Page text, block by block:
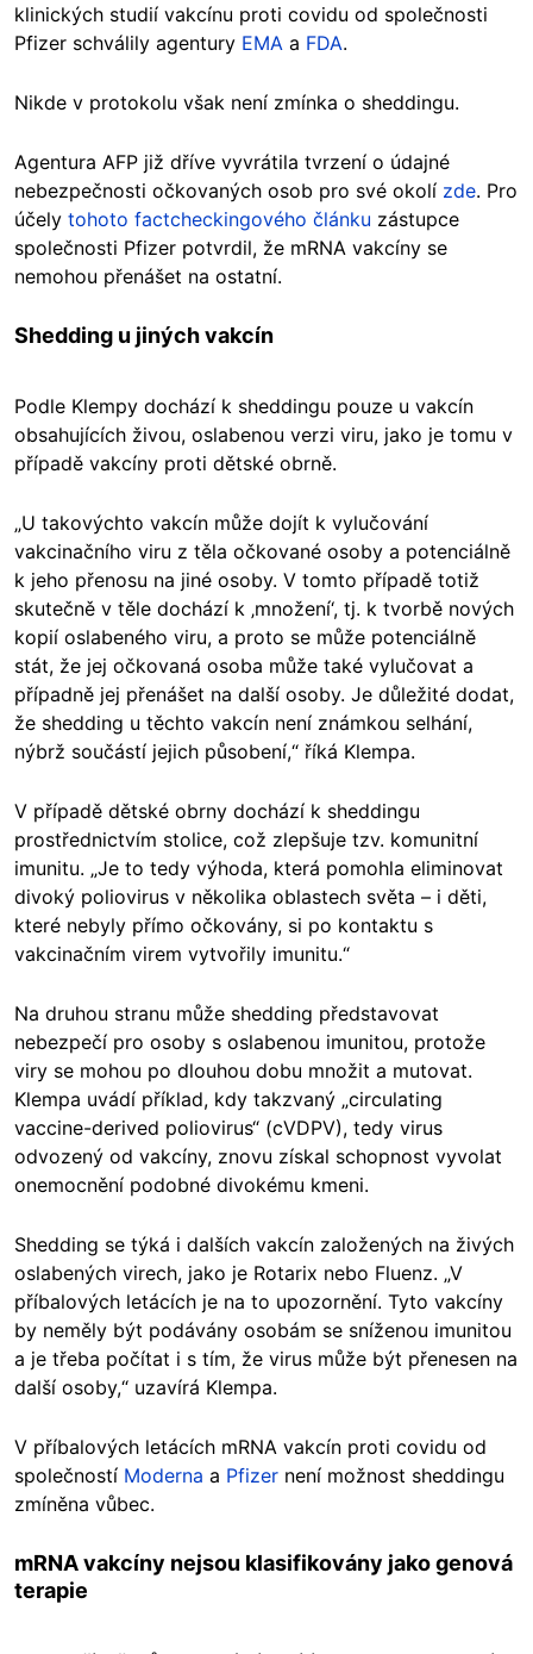
klinických studií vakcínu proti covidu od společnosti
Pfizer schválily agentury EMA a FDA.
Nikde v protokolu však není zmínka o sheddingu.
Agentura AFP již dříve vyvrátila tvrzení o údajné
nebezpečnosti očkovaných osob pro své okolí zde. Pro
účely tohoto factcheckingového článku zástupce
společnosti Pfizer potvrdil, že mRNA vakcíny se
nemohou přenášet na ostatní.
Shedding u jiných vakcín
Podle Klempy dochází k sheddingu pouze u vakcín
obsahujících živou, oslabenou verzi viru, jako je tomu v
případě vakcíny proti dětské obrně.
„U takovýchto vakcín může dojít k vylučování
vakcinačního viru z těla očkované osoby a potenciálně
k jeho přenosu na jiné osoby. V tomto případě totiž
skutečně v těle dochází k ‚množení‘, tj. k tvorbě nových
kopií oslabeného viru, a proto se může potenciálně
stát, že jej očkovaná osoba může také vylučovat a
případně jej přenášet na další osoby. Je důležité dodat,
že shedding u těchto vakcín není známkou selhání,
nýbrž součástí jejich působení,“ říká Klempa.
V případě dětské obrny dochází k sheddingu
prostřednictvím stolice, což zlepšuje tzv. komunitní
imunitu. „Je to tedy výhoda, která pomohla eliminovat
divoký poliovirus v několika oblastech světa – i děti,
které nebyly přímo očkovány, si po kontaktu s
vakcinačním virem vytvořily imunitu.“
Na druhou stranu může shedding představovat
nebezpečí pro osoby s oslabenou imunitou, protože
viry se mohou po dlouhou dobu množit a mutovat.
Klempa uvádí příklad, kdy takzvaný „circulating
vaccine-derived poliovirus“ (cVDPV), tedy virus
odvozený od vakcíny, znovu získal schopnost vyvolat
onemocnění podobné divokému kmeni.
Shedding se týká i dalších vakcín založených na živých
oslabených virech, jako je Rotarix nebo Fluenz. „V
příbalových letácích je na to upozornění. Tyto vakcíny
by neměly být podávány osobám se sníženou imunitou
a je třeba počítat i s tím, že virus může být přenesen na
další osoby,“ uzavírá Klempa.
V příbalových letácích mRNA vakcín proti covidu od
společností Moderna a Pfizer není možnost sheddingu
zmíněna vůbec.
mRNA vakcíny nejsou klasifikovány jako genová
terapie